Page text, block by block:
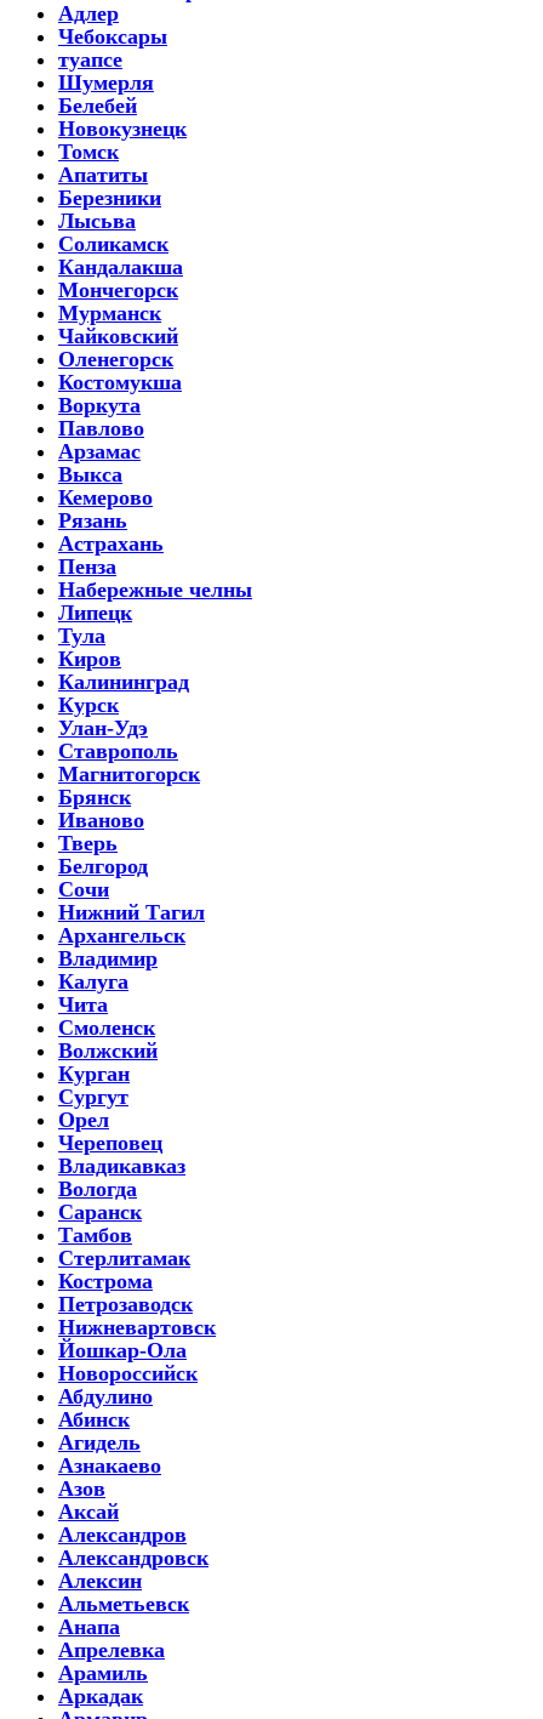
Адлер
Чебоксары
туапсе
Шумерля
Белебей
Новокузнецк
Томск
Апатиты
Березники
Лысьва
Соликамск
Кандалакша
Мончегорск
Мурманск
Чайковский
Оленегорск
Костомукша
Воркута
Павлово
Арзамас
Выкса
Кемерово
Рязань
Астрахань
Пенза
Набережные челны
Липецк
Тула
Киров
Калининград
Курск
Улан-Удэ
Ставрополь
Магнитогорск
Брянск
Иваново
Тверь
Белгород
Сочи
Нижний Тагил
Архангельск
Владимир
Калуга
Чита
Смоленск
Волжский
Курган
Сургут
Орел
Череповец
Владикавказ
Вологда
Саранск
Тамбов
Стерлитамак
Кострома
Петрозаводск
Нижневартовск
Йошкар-Ола
Новороссийск
Абдулино
Абинск
Агидель
Азнакаево
Азов
Аксай
Александров
Александровск
Алексин
Альметьевск
Анапа
Апрелевка
Арамиль
Аркадак